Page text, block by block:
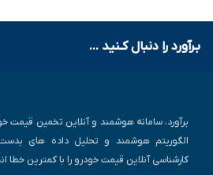
بـرآورد را دنبال کـنید ...
برآورد، سامانه هوشمند و آنلاین تخمین قیمت
الگوریتم هوشمند و تحلیل داده های بدست
کارشناسی آنلاین قیمت خودرو را با کمترین خطا